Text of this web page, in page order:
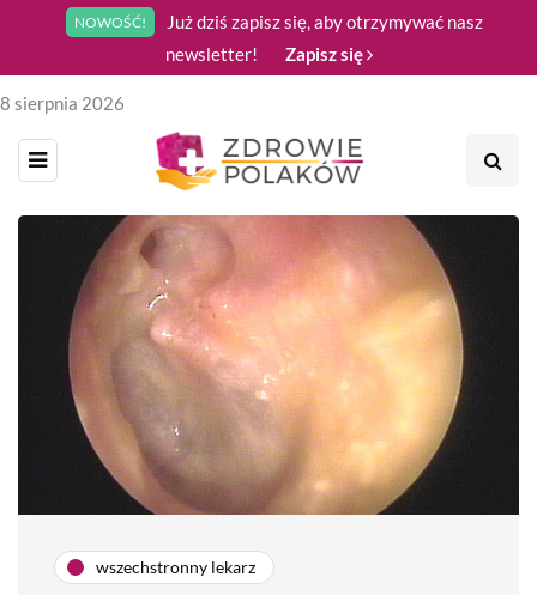
NOWOŚĆ!
Już dziś zapisz się, aby otrzymywać nasz
newsletter!
Zapisz się
8 sierpnia 2026
wszechstronny lekarz